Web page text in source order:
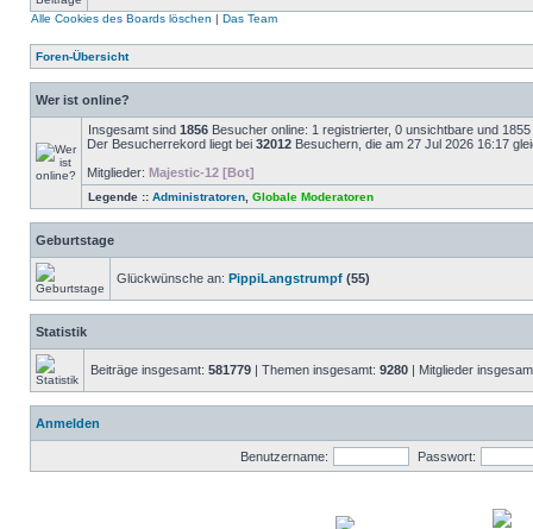
Alle Cookies des Boards löschen | Das Team
Foren-Übersicht
Wer ist online?
Insgesamt sind 1856 Besucher online: 1 registrierter, 0 unsichtbare und
Der Besucherrekord liegt bei 32012 Besuchern, die am 27 Jul 2026 16:17
Mitglieder: Majestic-12 [Bot]
Legende :: Administratoren Globale Moderatoren
Geburtstage
Glückwünsche an: PippiLangstrumpf (55)
Statistik
Beiträge insgesamt: 581779 | Themen insgesamt: 9280 | Mitglieder
Anmelden
Benutzername: Passwort: